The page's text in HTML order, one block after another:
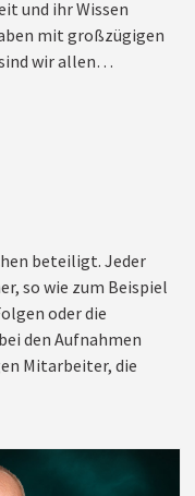
und ihr Wissen
mit großzügigen
wir allen…
beteiligt. Jeder
so wie zum Beispiel
oder die
den Aufnahmen
Mitarbeiter, die